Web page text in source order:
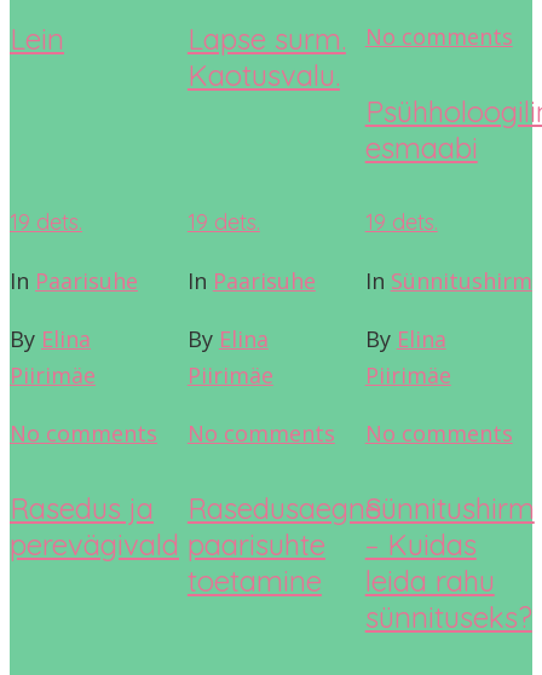
Lein
Lapse surm.
Kaotusvalu.
No comments
esmaabi
19 dets.
In Paarisuhe
By Elina
Piirimäe
No comments
Rasedus ja
perevägivald
19 dets.
In Paarisuhe
By Elina
Piirimäe
No comments
Rasedusaegne
paarisuhte
toetamine
19 dets.
In Sünnitushirm
By Elina
Piirimäe
No comments
Sünnitushirm
– Kuidas
leida rahu
sünnituseks?